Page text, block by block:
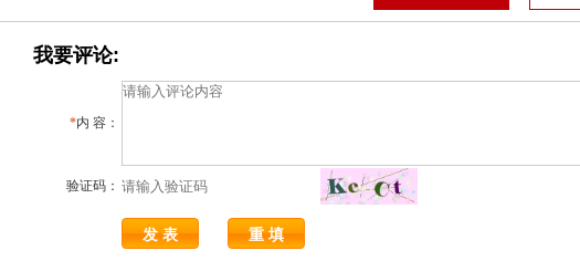
我要评论:
*内 容：
验证码：